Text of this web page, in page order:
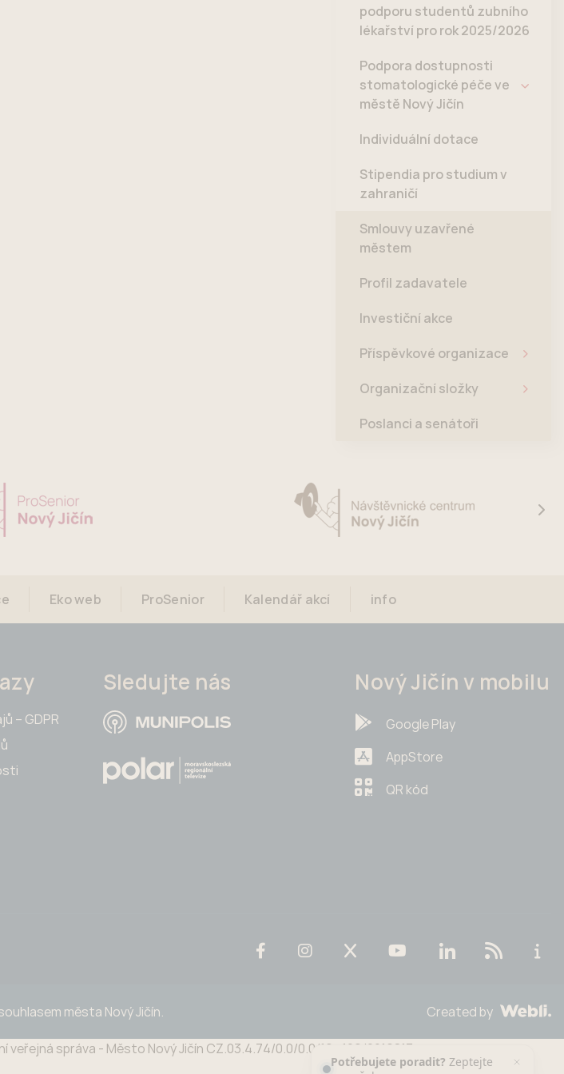
podporu studentů zubního
lékařství pro rok 2025/2026
Podpora dostupnosti
stomatologické péče ve
městě Nový Jičín
Individuální dotace
Stipendia pro studium v
zahraničí
Smlouvy uzavřené
městem
Profil zadavatele
Investiční akce
Příspěvkové organizace
Organizační složky
Poslanci a senátoři
Eko web ProSenior Kalendář akcí info
– GDPR
Sledujte nás Nový Jičín v mobilu
Google Play
AppStore
QR kód
města Nový Jičín. Created by
správa - Město Nový Jičín CZ.03.4.74/0.0/0.0/19_109/0016813
Potřebujete poradit? Zeptejte